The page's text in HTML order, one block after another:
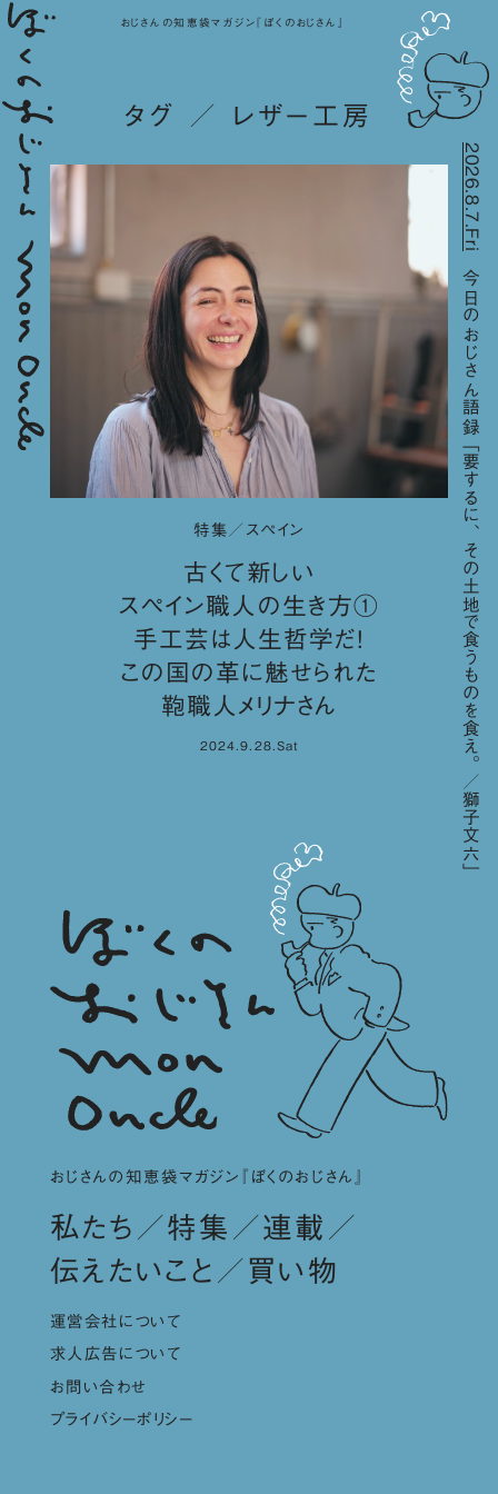
おじさんの知恵袋マガジン『ぼくのおじさん』
2026.8.7.Fri
今日のおじさん語録
「要するに、その土地で食うものを食え。／獅子文六」
タグ ／ レザー工房
特集／スペイン
古くて新しい
スペイン職人の生き方①
手工芸は人生哲学だ！
この国の革に魅せられた
鞄職人メリナさん
2024.9.28.Sat
おじさんの知恵袋マガジン『ぼくのおじさん』
私たち 特集
連載
伝えたいこと
買い物
運営会社について
求人広告について
お問い合わせ
プライバシーポリシー